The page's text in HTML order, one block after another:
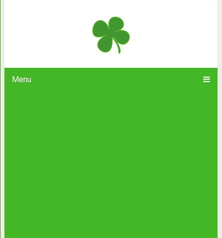
Menu
Инструкция по ночному